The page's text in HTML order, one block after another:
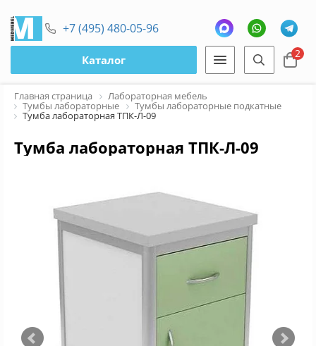
+7 (495) 480-05-96
Каталог 2
Главная страница Лабораторная мебель
Тумбы лабораторные Тумбы лабораторные подкатные
Тумба лабораторная ТПК-Л-09
Тумба лабораторная ТПК-Л-09